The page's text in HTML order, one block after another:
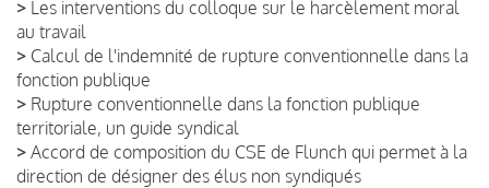
> Les interventions du colloque sur le harcèlement moral
au travail
> Calcul de l'indemnité de rupture conventionnelle dans la
fonction publique
> Rupture conventionnelle dans la fonction publique
territoriale, un guide syndical
> Accord de composition du CSE de Flunch qui permet à la
direction de désigner des élus non syndiqués